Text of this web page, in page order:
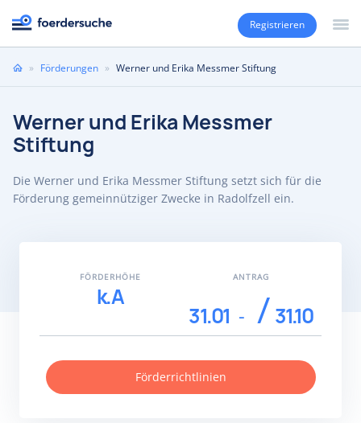
Registrieren
Sie» Förderungen » Werner und Erika Messmer Stiftung
Werner und Erika Messmer
Stiftung
Die Werner und Erika Messmer Stiftung setzt sich für die
Förderung gemeinnütziger Zwecke in Radolfzell ein.
FÖRDERHÖHE
k.A
ANTRAG
31.01 31.10
Förderrichtlinien